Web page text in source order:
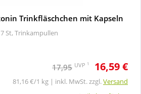
Trinkfläschchen mit Kapseln
7 St, Trinkampullen
17,95 UVP 1 16,59 €
81,16 €/1 kg | inkl. MwSt. zzgl.Versand